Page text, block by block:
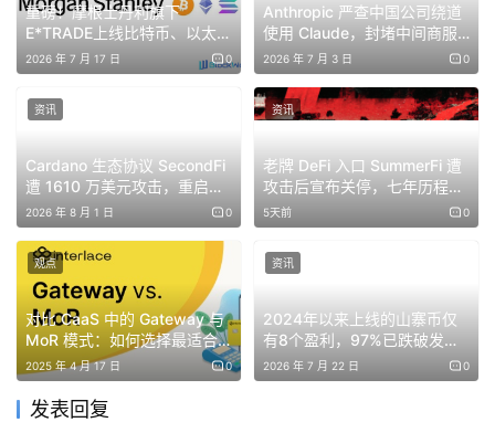
重磅！摩根士丹利旗下
E*TRADE上线比特币、以太坊
和Solana现货交易
2026 年 7 月 17 日 0
Anthropic 严查中国公司绕道
使用 Claude，封堵中间商服
务
2026 年 7 月 3 日 0
Cardano 生态协议 SecondFi
遭 1610 万美元攻击，重启悬
赏计划
2026 年 8 月 1 日 0
资讯
老牌 DeFi 入口 SummerFi 遭
攻击后宣布关停，七年历程落
幕
5天前 0
资讯
对比 CaaS 中的 Gateway 与
MoR 模式：如何选择最适合
的发卡方案？
2025 年 4 月 17 日 0
观点
2024年以来上线的山寨币仅
有8个盈利，97%已跌破发行
价
2026 年 7 月 22 日 0
资讯
发表回复